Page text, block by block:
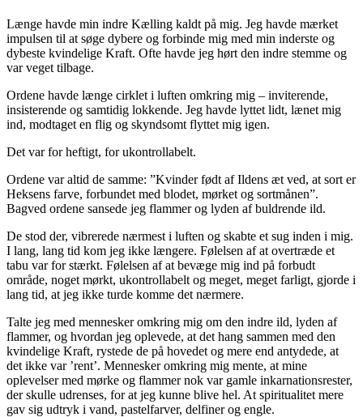
Længe havde min indre Kælling kaldt på mig. Jeg havde mærket
impulsen til at søge dybere og forbinde mig med min inderste og
dybeste kvindelige Kraft. Ofte havde jeg hørt den indre stemme og
var veget tilbage.
Ordene havde længe cirklet i luften omkring mig – inviterende,
insisterende og samtidig lokkende. Jeg havde lyttet lidt, lænet mig
ind, modtaget en flig og skyndsomt flyttet mig igen.
Det var for heftigt, for ukontrollabelt.
Ordene var altid de samme: ”Kvinder født af Ildens æt ved, at sort er
Heksens farve, forbundet med blodet, mørket og sortmånen”.
Bagved ordene sansede jeg flammer og lyden af buldrende ild.
De stod der, vibrerede nærmest i luften og skabte et sug inden i mig.
I lang, lang tid kom jeg ikke længere. Følelsen af at overtræde et
tabu var for stærkt. Følelsen af at bevæge mig ind på forbudt
område, noget mørkt, ukontrollabelt og meget, meget farligt, gjorde i
lang tid, at jeg ikke turde komme det nærmere.
Talte jeg med mennesker omkring mig om den indre ild, lyden af
flammer, og hvordan jeg oplevede, at det hang sammen med den
kvindelige Kraft, rystede de på hovedet og mere end antydede, at
det ikke var ’rent’. Mennesker omkring mig mente, at mine
oplevelser med mørke og flammer nok var gamle inkarnationsrester,
der skulle udrenses, for at jeg kunne blive hel. At spiritualitet mere
gav sig udtryk i vand, pastelfarver, delfiner og engle.